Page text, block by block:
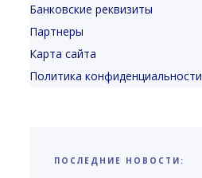
Банковские реквизиты
Партнеры
Карта сайта
Политика конфиденциальности
ПОСЛЕДНИЕ НОВОСТИ: